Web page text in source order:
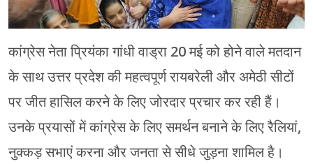
कांग्रेस नेता प्रियंका गांधी वाड्रा 20 मई को होने वाले मतदान
के साथ उत्तर प्रदेश की महत्वपूर्ण रायबरेली और अमेठी सीटों
पर जीत हासिल करने के लिए जोरदार प्रचार कर रही हैं।
उनके प्रयासों में कांग्रेस के लिए समर्थन बनाने के लिए रैलियां,
नुक्कड़ सभाएं करना और जनता से सीधे जुड़ना शामिल है।
देहरादून
नैनीताल
बागेश्वर
हरिद्वार